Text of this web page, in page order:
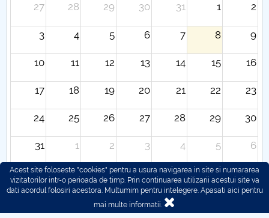
27
28 29 30 31 1 2
3 4 5 6 7 8 9
10 11 12 13 14 15 16
17 18 19 20 21 22 23
24 25 26 27 28 29 30
31 1 2 3 4 5 6
Acest site foloseste "cookies" pentru a usura navigarea in site si numararea
vizitatorilor intr-o perioada de timp. Prin continuarea utilizarii acestui site va
dati acordul folosiri acestora. Multumim pentru intelegere. Apasati aici pentru
mai multe informatii.